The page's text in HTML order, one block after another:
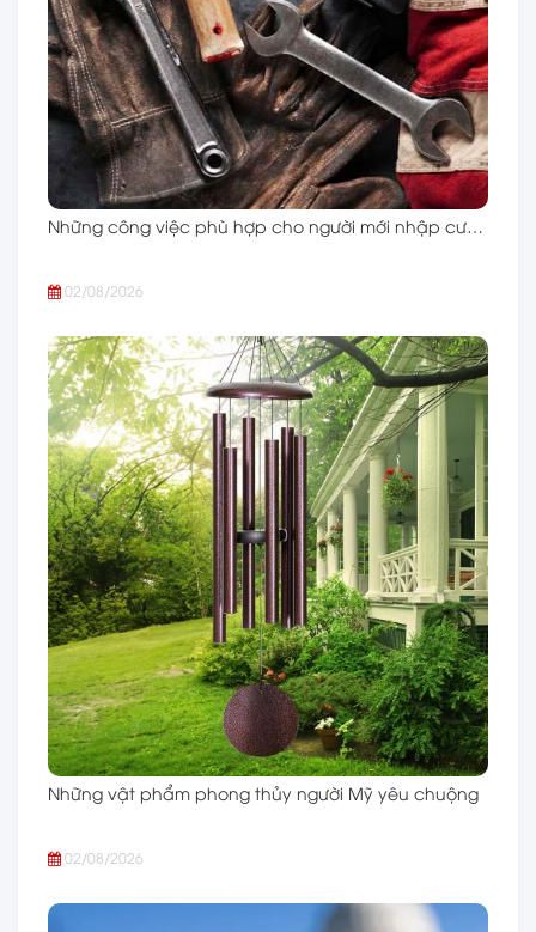
Những công việc phù hợp cho người mới nhập cư…
02/08/2026
Những vật phẩm phong thủy người Mỹ yêu chuộng
02/08/2026